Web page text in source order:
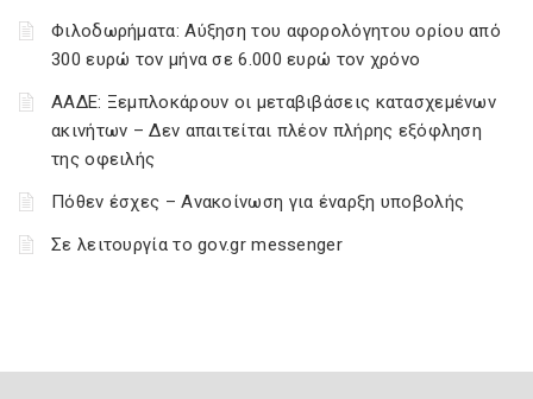
Φιλοδωρήματα: Αύξηση του αφορολόγητου ορίου από
300 ευρώ τον μήνα σε 6.000 ευρώ τον χρόνο
ΑΑΔΕ: Ξεμπλοκάρουν οι μεταβιβάσεις κατασχεμένων
ακινήτων – Δεν απαιτείται πλέον πλήρης εξόφληση
της οφειλής
Πόθεν έσχες – Ανακοίνωση για έναρξη υποβολής
Σε λειτουργία το gov.gr messenger